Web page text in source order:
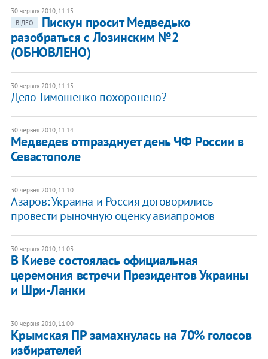
30 червня 2010, 11:15
ВІДЕО
Пискун просит Медведько
разобраться с Лозинским №2
(ОБНОВЛЕНО)
30 червня 2010, 11:15
Дело Тимошенко похоронено?
30 червня 2010, 11:14
Медведев отпразднует день ЧФ России в
Севастополе
30 червня 2010, 11:10
Азаров: Украина и Россия договорились
провести рыночную оценку авиапромов
30 червня 2010, 11:03
В Киеве состоялась официальная
церемония встречи Президентов Украины
и Шри-Ланки
30 червня 2010, 11:00
Крымская ПР замахнулась на 70% голосов
избирателей